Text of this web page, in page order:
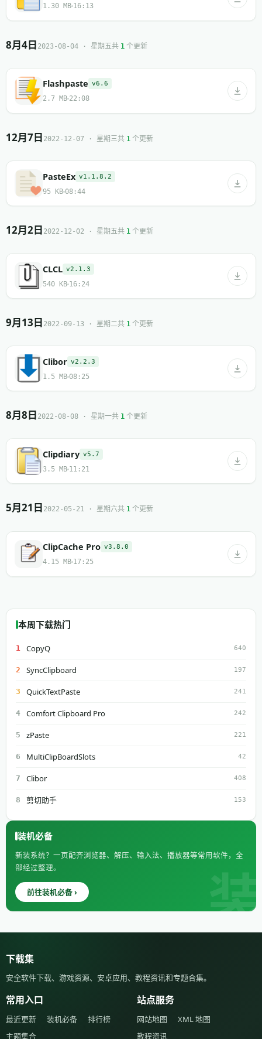
1.30 MB 16:13
8月4日 2023-08-04 · 星期五共 1 个更新
Flashpaste v6.6
2.7 MB 22:08
12月7日 2022-12-07 · 星期三共 1 个更新
PasteEx v1.1.8.2
95 KB 08:44
12月2日 2022-12-02 · 星期五共 1 个更新
CLCL v2.1.3
540 KB 16:24
9月13日 2022-09-13 · 星期二共 1 个更新
Clibor v2.2.3
1.5 MB 08:25
8月8日 2022-08-08 · 星期一共 1 个更新
Clipdiary v5.7
3.5 MB 11:21
5月21日 2022-05-21 · 星期六共 1 个更新
ClipCache Pro v3.8.0
4.15 MB 17:25
本周下载热门
1 CopyQ 640
2 SyncClipboard 197
3 QuickTextPaste 241
4 Comfort Clipboard Pro 242
5 zPaste 221
6 MultiClipBoardSlots 42
7 Clibor 408
8 剪切助手 153
装机必备
新装系统？一页配齐浏览器、解压、输入法、播放器等常用软件，全
部经过整理。
前往装机必备 ›
下载集
安全软件下载、游戏资源、安卓应用、教程资讯和专题合集。
常用入口
最近更新 装机必备
排行榜
主题集合
站点服务
网站地图
XML 地图
教程资讯